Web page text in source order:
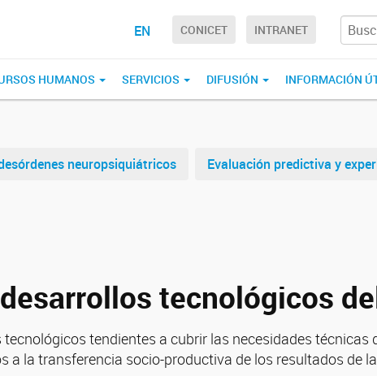
EN CONICET INTRANET
HUMANOS SERVICIOS DIFUSIÓN INFORMACIÓN
neuropsiquiátricos Evaluación predictiva y
tecnológicos
tecnológicos tendientes a cubrir las necesidades
a la transferencia socio-productiva de los resultados de